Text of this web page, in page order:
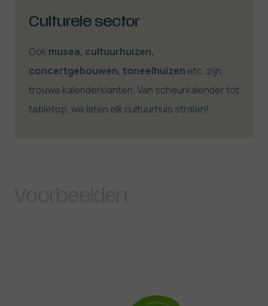
Culturele sector
Ookmusea, cultuurhuizen,
concertgebouwen, toneelhuizen etc. zijn
trouwe kalenderklanten. Van scheurkalender tot
tabletop, we laten elk cultuurhuis stralen!